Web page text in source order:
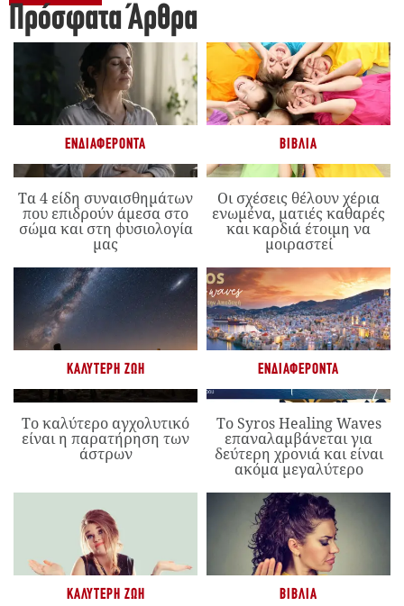
Πρόσφατα Άρθρα
ΕΝΔΙΑΦΈΡΟΝΤΑ
Τα 4 είδη συναισθημάτων
που επιδρούν άμεσα στο
σώμα και στη φυσιολογία
μας
ΒΙΒΛΊΑ
Οι σχέσεις θέλουν χέρια
ενωμένα, ματιές καθαρές
και καρδιά έτοιμη να
μοιραστεί
ΚΑΛΎΤΕΡΗ ΖΩΉ
Το καλύτερο αγχολυτικό
είναι η παρατήρηση των
άστρων
ΕΝΔΙΑΦΈΡΟΝΤΑ
Το Syros Healing Waves
επαναλαμβάνεται για
δεύτερη χρονιά και είναι
ακόμα μεγαλύτερο
ΚΑΛΎΤΕΡΗ ΖΩΉ ΒΙΒΛΊΑ